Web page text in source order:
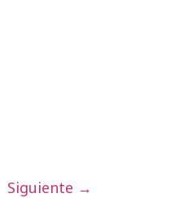
Siguiente →